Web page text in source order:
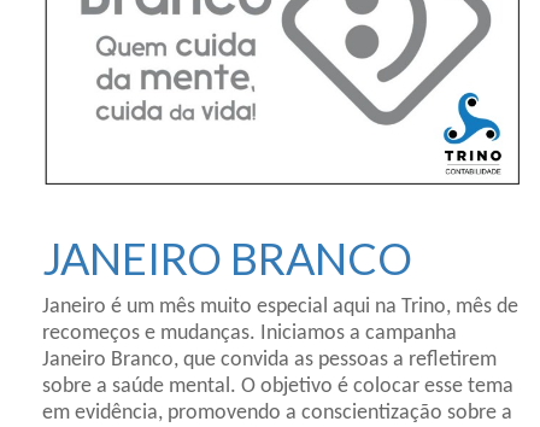
JANEIRO BRANCO
Janeiro é um mês muito especial aqui na Trino, mês de
recomeços e mudanças. Iniciamos a campanha
Janeiro Branco, que convida as pessoas a refletirem
sobre a saúde mental. O objetivo é colocar esse tema
em evidência, promovendo a conscientização sobre a